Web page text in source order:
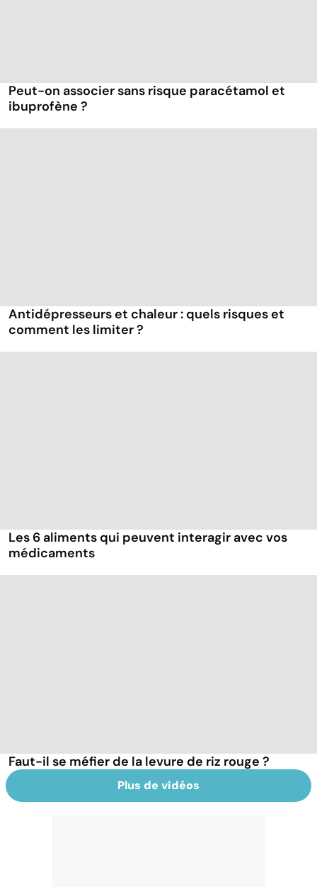
Peut-on associer sans risque paracétamol et
ibuprofène ?
Antidépresseurs et chaleur : quels risques et
comment les limiter ?
Les 6 aliments qui peuvent interagir avec vos
médicaments
Faut-il se méfier de la levure de riz rouge ?
Plus de vidéos